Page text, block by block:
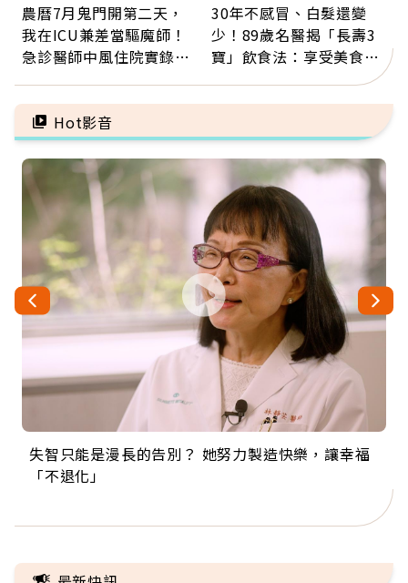
農曆7月鬼門開第二天，
我在ICU兼差當驅魔師！
急診醫師中風住院實錄：
30年不感冒、白髮還變
少！89歲名醫揭「長壽3
寶」飲食法：享受美食不
Hot影音
失智只能是漫長的告別？ 她努力製造快樂，讓幸福
「不退化」
來自剛果的巧克力神父 為台灣奉獻36年 「台灣是我
的家，我連作夢都講台語！」
63歲卸矽谷副總、搬回台灣找快樂！「蛋黃哥小
丑」走進安養院，逗樂上萬爺奶：退休後才開始真
104歲打破金氏世界紀錄 成為全球最年長羽球選
手，分享長壽的秘密原來是「這個」
事業巔峰他選擇追夢…黑手阿伯拉小提琴還登上小
巨蛋！連CNN都大讚！